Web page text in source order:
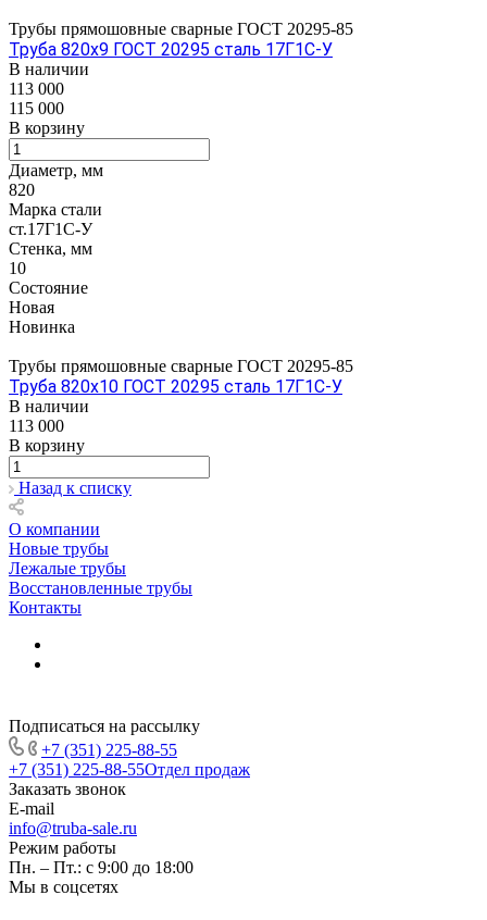
Трубы прямошовные сварные ГОСТ 20295-85
Труба 820х9 ГОСТ 20295 сталь 17Г1С-У
В наличии
113 000
115 000
В корзину
Диаметр, мм
820
Марка стали
ст.17Г1С-У
Стенка, мм
10
Состояние
Новая
Новинка
Трубы прямошовные сварные ГОСТ 20295-85
Труба 820х10 ГОСТ 20295 сталь 17Г1С-У
В наличии
113 000
В корзину
Назад к списку
О компании
Новые трубы
Лежалые трубы
Восстановленные трубы
Контакты
Подписаться на рассылку
+7 (351) 225-88-55
+7 (351) 225-88-55Отдел продаж
Заказать звонок
E-mail
info@truba-sale.ru
Режим работы
Пн. – Пт.: с 9:00 до 18:00
Мы в соцсетях